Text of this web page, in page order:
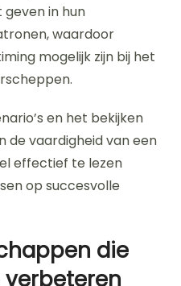
in hun
waardoor
mogelijk zijn bij het
en het bekijken
de vaardigheid van een
effectief te lezen
op succesvolle
die